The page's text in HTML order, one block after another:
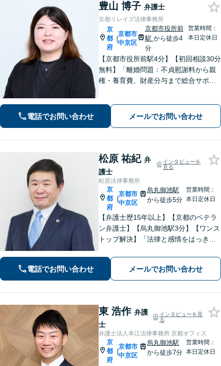
豊山 博子 弁護士
京都リレイズ法律事務所
京
都
府
|
京都市
中京区
京都市役所前
駅 から徒歩4
分
営業時間：
本日定休日
【京都市役所前駅4分】【初回相談30分
無料】「離婚問題：不貞慰謝料から親
権・養育費、財産分与まで総合サポー
えて諦める前に、まずはあなたのご希
望をお聞かせください【休日・夜間相
電話でお問い合わせ メールでお問い合わせ
松原 祐紀 弁
護士
インタビューを
見る
松原法律事務所
京
都
府
|
京都市
中京区
烏丸御池駅
から徒歩5分
営業時間：
本日定休日
【弁護士歴15年以上】【京都のベテラ
ン弁護士】【烏丸御池駅3分】【ワンス
トップ解決】「法律と感情をはっきり
問題、新型コロナが原因の借金、不動
産問題なども幅広く対応【女性弁護士
も在籍】【初回相談30分無料】
電話でお問い合わせ メールでお問い合わせ
東 浩作 弁護
士
インタビューを見
る
弁護士法人本江法律事務所 京都オフィス
京
都
府
|
京都市
中京区
烏丸御池駅
から徒歩7分
営業時間：
本日定休日